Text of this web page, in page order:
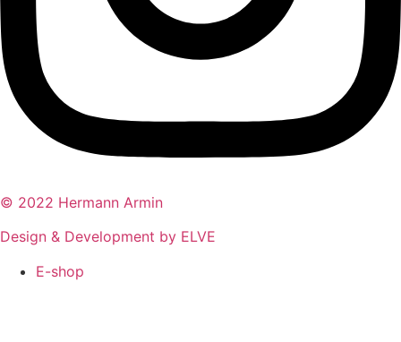
© 2022 Hermann Armin
Design & Development by ELVE
E-shop